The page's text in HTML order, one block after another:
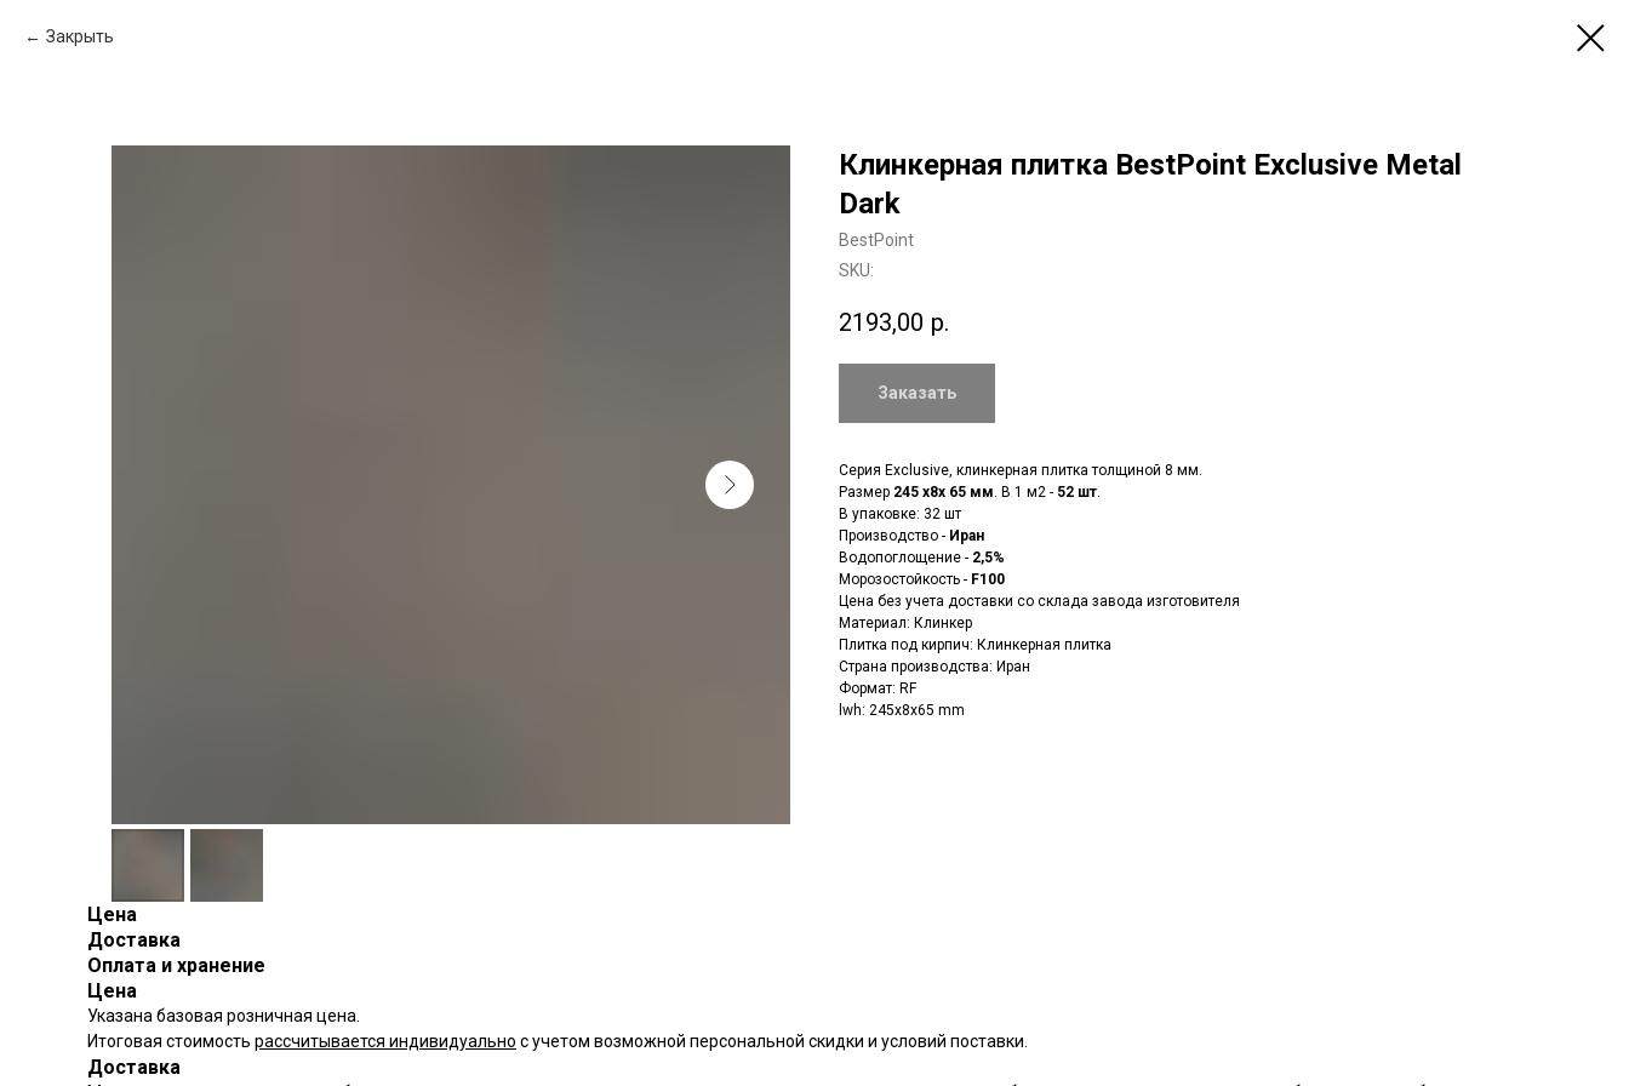
Закрыть
Клинкерная плитка BestPoint Exclusive Metal
Dark
BestPoint
SKU:
2193,00 р.
Заказать
Серия Exclusive, клинкерная плитка толщиной 8 мм.
Размер 245 x8x 65 мм . В 1 м2 - 52 шт
В упаковке: 32 шт
Производство - Иран
Водопоглощение - 2,5%
Морозостойкость - F100
Цена без учета доставки со склада завода изготовителя
Материал: Клинкер
Плитка под кирпич: Клинкерная плитка
Страна производства: Иран
Формат: RF
lwh: 245x8x65 mm
Цена
Доставка
Оплата и хранение
Цена
Указана базовая розничная цена.
Итоговая стоимость рассчитывается индивидуально с учетом возможной персональной скидки и условий поставки.
Доставка